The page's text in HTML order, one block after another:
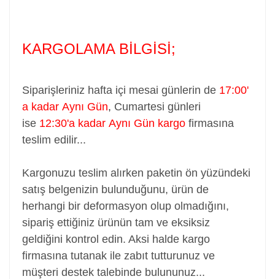
KARGOLAMA BİLGİSİ;
Siparişleriniz hafta içi mesai günlerin de 17:00'
a kadar Aynı Gün, Cumartesi günleri
ise 12:30'a kadar Aynı Gün kargo firmasına
teslim edilir...
Kargonuzu teslim alırken paketin ön yüzündeki
satış belgenizin bulunduğunu, ürün de
herhangi bir deformasyon olup olmadığını,
sipariş ettiğiniz ürünün tam ve eksiksiz
geldiğini kontrol edin. Aksi halde kargo
firmasına tutanak ile zabıt tutturunuz ve
müşteri destek talebinde bulununuz...